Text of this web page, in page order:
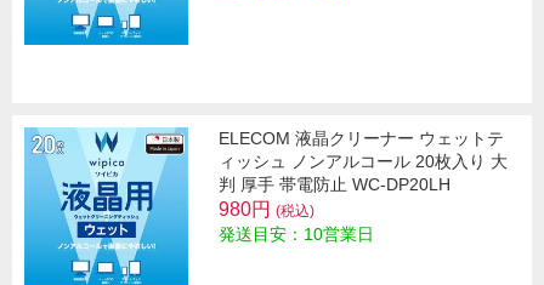
ELECOM 液晶クリーナー ウェットテ
ィッシュ ノンアルコール 20枚入り 大
判 厚手 帯電防止 WC-DP20LH
980円 (税込)
発送目安：10営業日